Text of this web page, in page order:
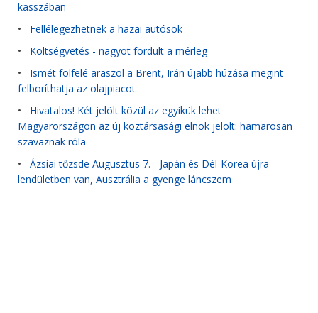
kasszában
• Fellélegezhetnek a hazai autósok
• Költségvetés - nagyot fordult a mérleg
• Ismét fölfelé araszol a Brent, Irán újabb húzása megint
felboríthatja az olajpiacot
• Hivatalos! Két jelölt közül az egyikük lehet
Magyarországon az új köztársasági elnök jelölt: hamarosan
szavaznak róla
• Ázsiai tőzsde Augusztus 7. - Japán és Dél-Korea újra
lendületben van, Ausztrália a gyenge láncszem